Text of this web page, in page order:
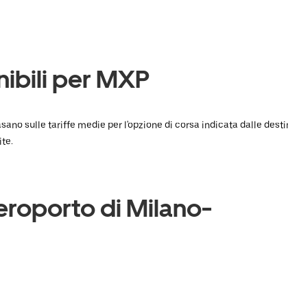
per MXP
sulle tariffe medie per l'opzione di corsa indicata dalle
di Milano-